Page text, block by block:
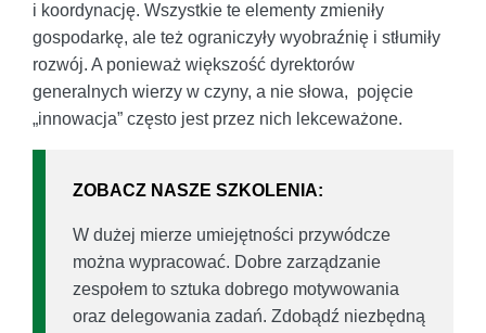
i koordynację. Wszystkie te elementy zmieniły
gospodarkę, ale też ograniczyły wyobraźnię i stłumiły
rozwój. A ponieważ większość dyrektorów
generalnych wierzy w czyny, a nie słowa, pojęcie
„innowacja” często jest przez nich lekceważone.
ZOBACZ NASZE SZKOLENIA:
W dużej mierze umiejętności przywódcze
można wypracować. Dobre zarządzanie
zespołem to sztuka dobrego motywowania
oraz delegowania zadań. Zdobądź niezbędną